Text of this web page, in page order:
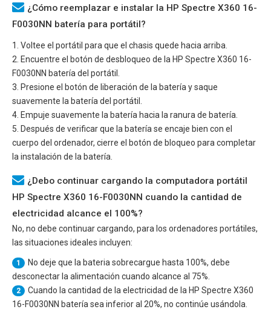
¿Cómo reemplazar e instalar la HP Spectre X360 16-
F0030NN batería para portátil?
1. Voltee el portátil para que el chasis quede hacia arriba.
2. Encuentre el botón de desbloqueo de la HP Spectre X360 16-
F0030NN batería del portátil.
3. Presione el botón de liberación de la batería y saque
suavemente la batería del portátil.
4. Empuje suavemente la batería hacia la ranura de batería.
5. Después de verificar que la batería se encaje bien con el
cuerpo del ordenador, cierre el botón de bloqueo para completar
la instalación de la batería.
¿Debo continuar cargando la computadora portátil
HP Spectre X360 16-F0030NN cuando la cantidad de
electricidad alcance el 100%?
No, no debe continuar cargando, para los ordenadores portátiles,
las situaciones ideales incluyen:
1
No deje que la bateria sobrecargue hasta 100%, debe
desconectar la alimentación cuando alcance al 75%.
2 Cuando la cantidad de la electricidad de la HP Spectre X360
16-F0030NN batería sea inferior al 20%, no continúe usándola.